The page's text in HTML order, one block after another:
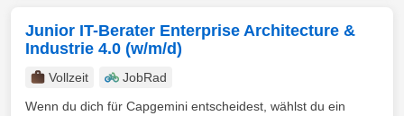
Junior IT-Berater Enterprise Architecture &
Industrie 4.0 (w/m/d)
Vollzeit
JobRad
Wenn du dich für Capgemini entscheidest, wählst du ein